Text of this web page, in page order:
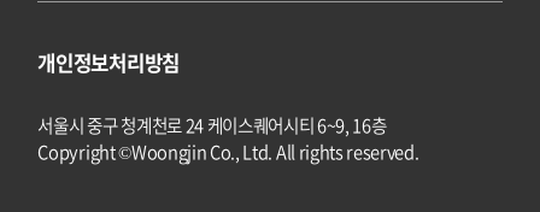
개인정보처리방침
서울시 중구 청계천로 24 케이스퀘어시티 6~9, 16층
Copyright ©Woongjin Co., Ltd. All rights reserved.